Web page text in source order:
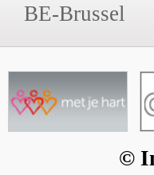
BE-Brussel
©